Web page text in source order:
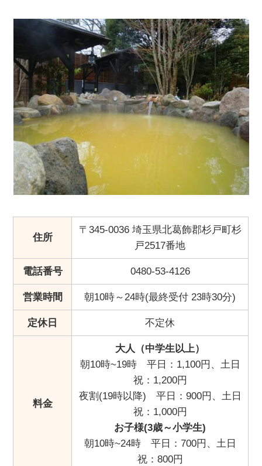
住所
〒345-0036 埼玉県北葛飾郡杉戸町杉
戸2517番地
電話番号 0480-53-4126
営業時間 朝10時～24時(最終受付 23時30分)
定休日 不定休
料金
大人（中学生以上）
朝10時~19時 平日：1,100円、土日
祝：1,200円
夜割(19時以降) 平日：900円、土日
祝：1,000円
お子様(3歳～小学生)
朝10時~24時 平日：700円、土日
祝：800円